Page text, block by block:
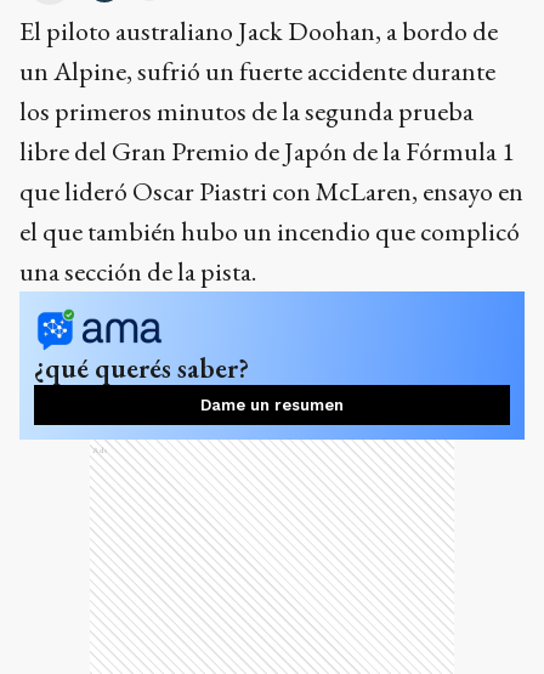
El piloto australiano Jack Doohan, a bordo de
un Alpine, sufrió un fuerte accidente durante
los primeros minutos de la segunda prueba
libre del Gran Premio de Japón de la Fórmula 1
que lideró Oscar Piastri con McLaren, ensayo en
el que también hubo un incendio que complicó
una sección de la pista.
¿qué querés saber?
Dame un resumen
Ads